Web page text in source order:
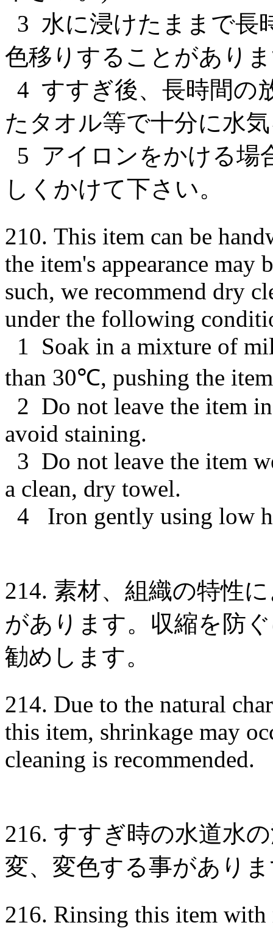
3 水に浸けたままで長
色移りすることがあり
4 すすぎ後、長時間の
たタオル等で十分に水
5 アイロンをかける場
しくかけて下さい。
210. This item can be
the item's appearance may
such, we recommend dry
under the following
1 Soak in a mixture of
than 30℃, pushing the
2 Do not leave the item
avoid staining.
3 Do not leave the item
a clean, dry towel.
4 Iron gently using low
214. 素材、組織の特性
があります。収縮を防
勧めします。
214. Due to the natural
this item, shrinkage may
cleaning is recommended.
216. すすぎ時の水道水
変、変色する事があり
216. Rinsing this item with